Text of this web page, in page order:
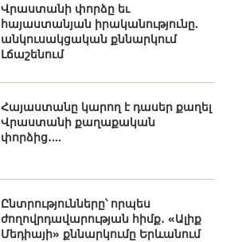
Վրաստանի փորձը եւ
հայաստանյան իրականությունը.
անկուսակցական քննարկում
Լճաշենում
Հայաստանը կարող է դասեր քաղել
Վրաստանի քաղաքական
փորձից․...
Ընտրությունները՝ որպես
ժողովրդավարության հիմք․ «Ալիք
Մեդիայի» քննարկումը Երևանում